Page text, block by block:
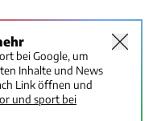
bei Google, um
Inhalte und News
Link öffnen und
und sport bei